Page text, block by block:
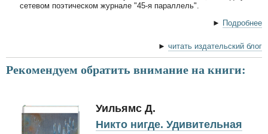
сетевом поэтическом журнале "45-я параллель".
► Подробнее
► читать издательский блог
Рекомендуем обратить внимание на книги:
Уильямс Д.
Никто нигде. Удивительная